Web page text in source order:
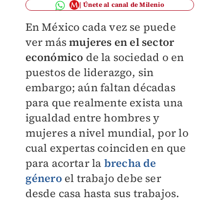
Únete al canal de Milenio
En México cada vez se puede
ver másmujeres en el sector
económico de la sociedad o en
puestos de liderazgo, sin
embargo; aún faltan décadas
para que realmente exista una
igualdad entre hombres y
mujeres a nivel mundial, por lo
cual expertas coinciden en que
para acortar la brecha de
género el trabajo debe ser
desde casa hasta sus trabajos.